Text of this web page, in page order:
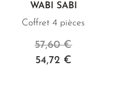
WABI SABI
Coffret 4 pièces
54,72 €
57,60 €